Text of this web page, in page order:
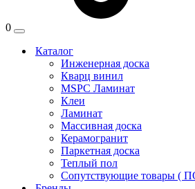
0
Каталог
Инженерная доска
Кварц винил
MSPC Ламинат
Клеи
Ламинат
Массивная доска
Керамогранит
Паркетная доска
Теплый пол
Сопутствующие товары (